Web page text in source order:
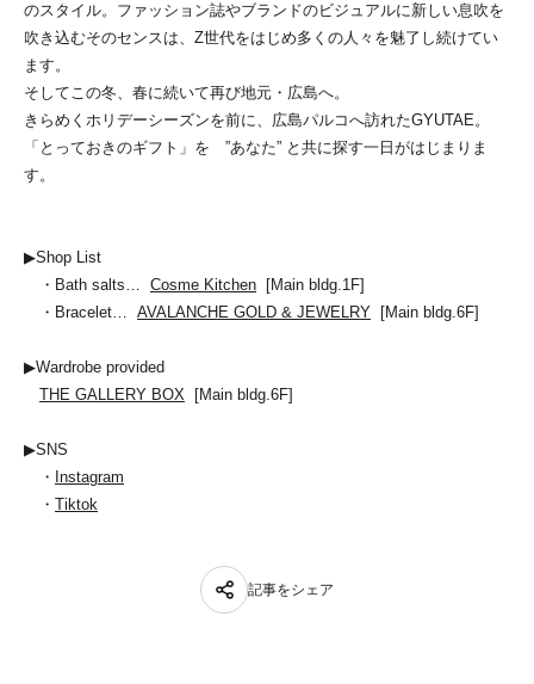
のスタイル。ファッション誌やブランドのビジュアルに新しい息吹を
吹き込むそのセンスは、Z世代をはじめ多くの人々を魅了し続けてい
ます。
そしてこの冬、春に続いて再び地元・広島へ。
きらめくホリデーシーズンを前に、広島パルコへ訪れたGYUTAE。
「とっておきのギフト」を ”あなた” と共に探す一日がはじまりま
す。
▶Shop List
・Bath salts… Cosme Kitchen [Main bldg.1F]
・Bracelet… AVALANCHE GOLD & JEWELRY [Main bldg.6F]
▶Wardrobe provided
THE GALLERY BOX [Main bldg.6F]
▶SNS
・ Instagram
・ Tiktok
記事をシェア